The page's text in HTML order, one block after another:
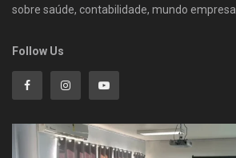
sobre saúde, contabilidade, mundo
Follow Us